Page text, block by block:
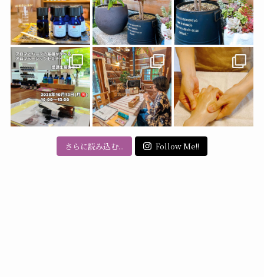
さらに読み込む... Follow Me!!